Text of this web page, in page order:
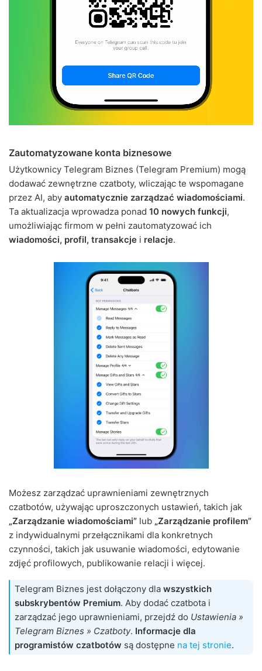
Zautomatyzowane konta biznesowe
Użytkownicy Telegram Biznes (Telegram Premium) mogą
dodawać zewnętrzne czatboty, wliczając te wspomagane
przez AI, aby automatycznie zarządzać wiadomościami.
Ta aktualizacja wprowadza ponad 10 nowych funkcji,
umożliwiając firmom w pełni zautomatyzować ich
wiadomości, profil, transakcje i relacje.
Możesz zarządzać uprawnieniami zewnętrznych
czatbotów, używając uproszczonych ustawień, takich jak
„Zarządzanie wiadomościami” lub „Zarządzanie profilem”
z indywidualnymi przełącznikami dla konkretnych
czynności, takich jak usuwanie wiadomości, edytowanie
zdjęć profilowych, publikowanie relacji i więcej.
Telegram Biznes jest dołączony dla wszystkich
subskrybentów Premium. Aby dodać czatbota i
zarządzać jego uprawnieniami, przejdź do Ustawienia »
Telegram Biznes » Czatboty. Informacje dla
programistów czatbotów są dostępne na tej stronie.